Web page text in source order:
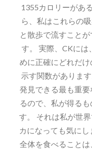
1355カロリーがあ
ら、私はこれらの
と散歩で流すこと
す。 実際、CKには
めに正確にどれだ
示す関数がありま
発見できる最も重
るので、私が得る
す。 それは私が世
カになっても気に
全体を食べること